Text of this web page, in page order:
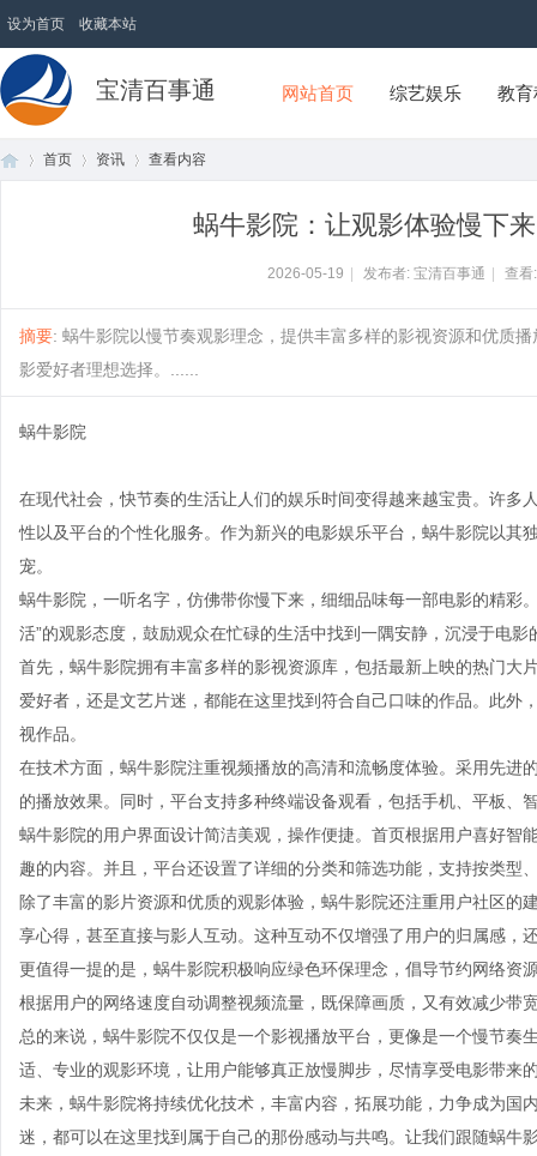
设为首页 收藏本站
宝清百事通 网站首页 综艺娱乐 教
首页 资讯 查看内容
蜗牛影院：让观影体验慢下
2026-05-19 发布者: 宝清百事通 查
摘要: 蜗牛影院以慢节奏观影理念，提供丰富多样的影视资源和优质
影爱好者理想选择。......
蜗牛影院
在现代社会，快节奏的生活让人们的娱乐时间变得越来越宝贵。许多
性以及平台的个性化服务。作为新兴的电影娱乐平台，蜗牛影院以其
宠。
蜗牛影院，一听名字，仿佛带你慢下来，细细品味每一部电影的精彩
活”的观影态度，鼓励观众在忙碌的生活中找到一隅安静，沉浸于电
首先，蜗牛影院拥有丰富多样的影视资源库，包括最新上映的热门大
爱好者，还是文艺片迷，都能在这里找到符合自己口味的作品。此
视作品。
在技术方面，蜗牛影院注重视频播放的高清和流畅度体验。采用先进
的播放效果。同时，平台支持多种终端设备观看，包括手机、平板、
蜗牛影院的用户界面设计简洁美观，操作便捷。首页根据用户喜好智
趣的内容。并且，平台还设置了详细的分类和筛选功能，支持按类
除了丰富的影片资源和优质的观影体验，蜗牛影院还注重用户社区
享心得，甚至直接与影人互动。这种互动不仅增强了用户的归属感，
更值得一提的是，蜗牛影院积极响应绿色环保理念，倡导节约网络资
根据用户的网络速度自动调整视频流量，既保障画质，又有效减少带
总的来说，蜗牛影院不仅仅是一个影视播放平台，更像是一个慢节
适、专业的观影环境，让用户能够真正放慢脚步，尽情享受电影带来
未来，蜗牛影院将持续优化技术，丰富内容，拓展功能，力争成为国
迷，都可以在这里找到属于自己的那份感动与共鸣。让我们跟随蜗牛